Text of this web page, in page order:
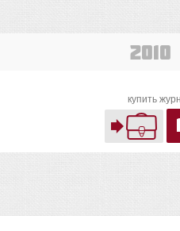
Поддержка
купить